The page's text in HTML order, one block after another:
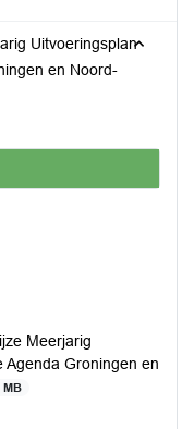
Uitvoeringsplan
en Noord-
Meerjarig
Agenda Groningen en
MB